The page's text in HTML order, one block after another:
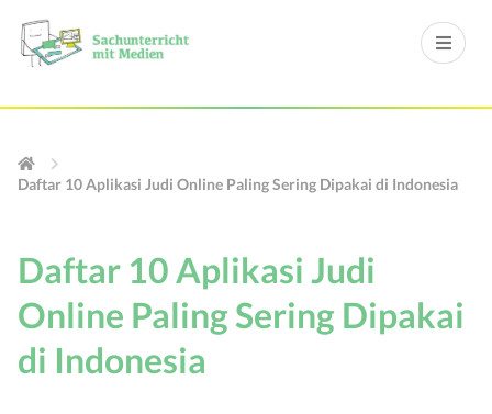
Daftar 10 Aplikasi Judi Online Paling Sering Dipakai di Indonesia
Daftar 10 Aplikasi Judi
Online Paling Sering Dipakai
di Indonesia